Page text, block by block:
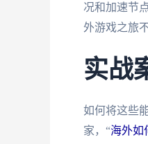
况和加速节
外游戏之旅
实战
如何将这些
家，“海外如